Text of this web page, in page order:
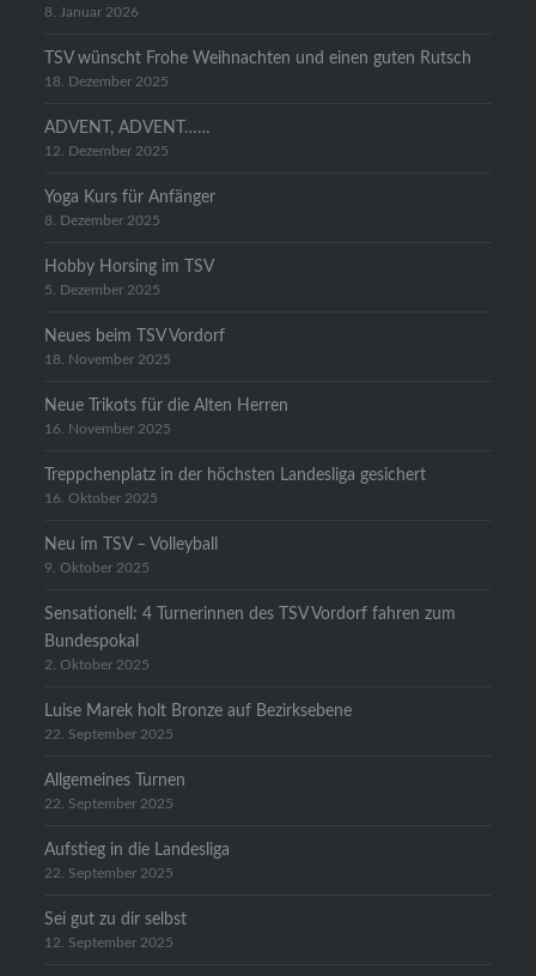
8. Januar 2026
TSV wünscht Frohe Weihnachten und einen guten Rutsch
18. Dezember 2025
ADVENT, ADVENT……
12. Dezember 2025
Yoga Kurs für Anfänger
8. Dezember 2025
Hobby Horsing im TSV
5. Dezember 2025
Neues beim TSV Vordorf
18. November 2025
Neue Trikots für die Alten Herren
16. November 2025
Treppchenplatz in der höchsten Landesliga gesichert
16. Oktober 2025
Neu im TSV – Volleyball
9. Oktober 2025
Sensationell: 4 Turnerinnen des TSV Vordorf fahren zum
Bundespokal
2. Oktober 2025
Luise Marek holt Bronze auf Bezirksebene
22. September 2025
Allgemeines Turnen
22. September 2025
Aufstieg in die Landesliga
22. September 2025
Sei gut zu dir selbst
12. September 2025